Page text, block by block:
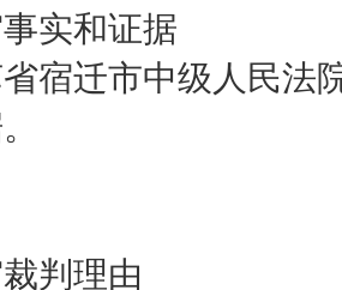
实和证据
迁市中级人民法
判理由